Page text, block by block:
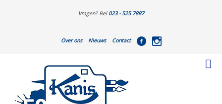
Vragen? Bel 023 - 525 7887
Over ons Nieuws Contact